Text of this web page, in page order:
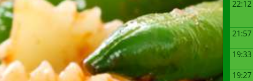
22:12
21:57
19:33
19:27